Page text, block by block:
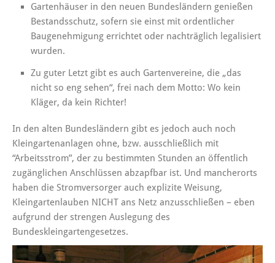
Gartenhäuser in den neuen Bundesländern genießen
Bestandsschutz, sofern sie einst mit ordentlicher
Baugenehmigung errichtet oder nachträglich legalisiert
wurden.
Zu guter Letzt gibt es auch Gartenvereine, die „das
nicht so eng sehen“, frei nach dem Motto: Wo kein
Kläger, da kein Richter!
In den alten Bundesländern gibt es jedoch auch noch
Kleingartenanlagen ohne, bzw. ausschließlich mit
“Arbeitsstrom”, der zu bestimmten Stunden an öffentlich
zugänglichen Anschlüssen abzapfbar ist. Und mancherorts
haben die Stromversorger auch explizite Weisung,
Kleingartenlauben NICHT ans Netz anzusschließen – eben
aufgrund der strengen Auslegung des
Bundeskleingartengesetzes.